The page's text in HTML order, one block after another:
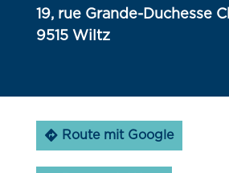
19, rue Grande-Duchesse
9515 Wiltz
Route mit Google